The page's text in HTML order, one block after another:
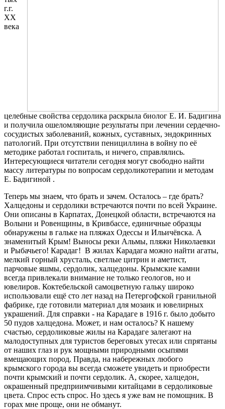
г.г.
ХХ
века
целебные свойства сердолика раскрыла биолог Е. И. Бадигина
и получила ошеломляющие результаты при лечении сердечно-
сосудистых заболеваний, кожных, суставных, эндокринных
патологий. При отсутствии пенициллина в войну по её
методике работал госпиталь, и ничего, справлялись.
Интересующиеся читатели сегодня могут свободно найти
массу литературы по вопросам сердоликотерапии и методам
Е. Бадигиной .
Теперь мы знаем, что брать и зачем. Осталось – где брать?
Халцедоны и сердолики встречаются почти по всей Украине.
Они описаны в Карпатах, Донецкой области, встречаются на
Волыни и Ровенщины, в Кривбассе, единичные образцы
обнаружены в гальке на пляжах Одессы и Ильичёвска. А
знаменитый Крым! Выносы реки Альмы, пляжи Николаевки
и Рыбачьего! Карадаг! В жилах Карадага можно найти агаты,
мелкий горный хрусталь, светлые цитрин и аметист,
парчовые яшмы, сердолик, халцедоны. Крымские камни
всегда привлекали внимание не только геологов, но и
ювелиров. Коктебельской самоцветную гальку широко
использовали ещё сто лет назад на Петергофской гранильной
фабрике, где готовили материал для мозаик и ювелирных
украшений. Для справки - на Карадаге в 1916 г. было добыто
50 пудов халцедона. Может, и нам осталось? К нашему
счастью, сердоликовые жилы на Карадаге залегают на
малодоступных для туристов береговых утесах или спрятаны
от наших глаз и рук мощными природными осыпями
вмещающих пород. Правда, на набережных любого
крымского города вы всегда сможете увидеть и приобрести
почти крымский и почти сердолик. А, скорее, халцедон,
окрашенный предприимчивыми китайцами в сердоликовые
цвета. Спрос есть спрос. Но здесь я уже вам не помощник. В
горах мне проще, они не обманут.